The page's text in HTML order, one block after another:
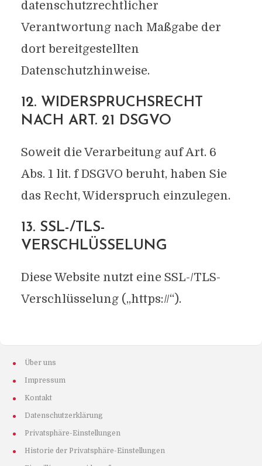
datenschutzrechtlicher
Verantwortung nach Maßgabe der
dort bereitgestellten
Datenschutzhinweise.
12. WIDERSPRUCHSRECHT
NACH ART. 21 DSGVO
Soweit die Verarbeitung auf Art. 6
Abs. 1 lit. f DSGVO beruht, haben Sie
das Recht, Widerspruch einzulegen.
13. SSL-/TLS-
VERSCHLÜSSELUNG
Diese Website nutzt eine SSL-/TLS-
Verschlüsselung („https://“).
Über uns
Impressum
Kontakt
Datenschutzerklärung
Privatsphäre-Einstellungen
Historie der Privatsphäre-Einstellungen